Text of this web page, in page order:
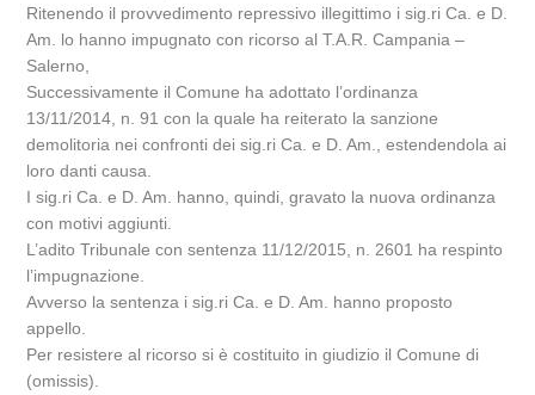
Ritenendo il provvedimento repressivo illegittimo i sig.ri Ca. e D.
Am. lo hanno impugnato con ricorso al T.A.R. Campania –
Salerno,
Successivamente il Comune ha adottato l’ordinanza
13/11/2014, n. 91 con la quale ha reiterato la sanzione
demolitoria nei confronti dei sig.ri Ca. e D. Am., estendendola ai
loro danti causa.
I sig.ri Ca. e D. Am. hanno, quindi, gravato la nuova ordinanza
con motivi aggiunti.
L’adito Tribunale con sentenza 11/12/2015, n. 2601 ha respinto
l’impugnazione.
Avverso la sentenza i sig.ri Ca. e D. Am. hanno proposto
appello.
Per resistere al ricorso si è costituito in giudizio il Comune di
(omissis).